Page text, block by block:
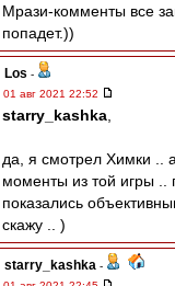
Мрази-комменты все
попадет.))
Los -
01 авг 2021 22:52
starry_kashka
да, я смотрел Химки ..
моменты из той игры ..
показались
скажу .. )
starry_kashka -